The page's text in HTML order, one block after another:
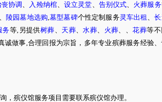
丧协调 入殓纳棺、设立灵堂 告别仪式 火葬服务
陵园墓地选购 墓型墓碑个性定制服务 灵车出租 、
务等,另提供树葬 天葬、水葬 火葬 、花葬等
做事,合理回报为宗旨，多年专业殡葬服务经验
，殡仪馆服务项目需要联系殡仪馆办理。